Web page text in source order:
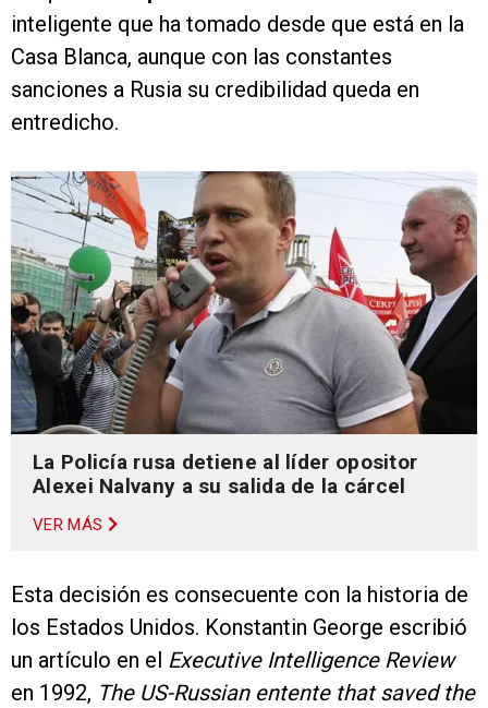
inteligente que ha tomado desde que está en la
Casa Blanca, aunque con las constantes
sanciones a Rusia su credibilidad queda en
entredicho.
La Policía rusa detiene al líder opositor
Alexei Nalvany a su salida de la cárcel
VER MÁS
Esta decisión es consecuente con la historia de
los Estados Unidos. Konstantin George escribió
un artículo en el Executive Intelligence Review
en 1992, The US-Russian entente that saved the